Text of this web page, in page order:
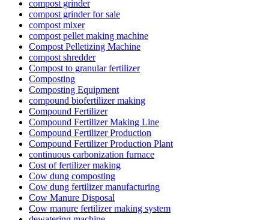
compost grinder
compost grinder for sale
compost mixer
compost pellet making machine
Compost Pelletizing Machine
compost shredder
Compost to granular fertilizer
Composting
Composting Equipment
compound biofertilizer making
Compound Fertilizer
Compound Fertilizer Making Line
Compound Fertilizer Production
Compound Fertilizer Production Plant
continuous carbonization furnace
Cost of fertilizer making
Cow dung composting
Cow dung fertilizer manufacturing
Cow Manure Disposal
Cow manure fertilizer making system